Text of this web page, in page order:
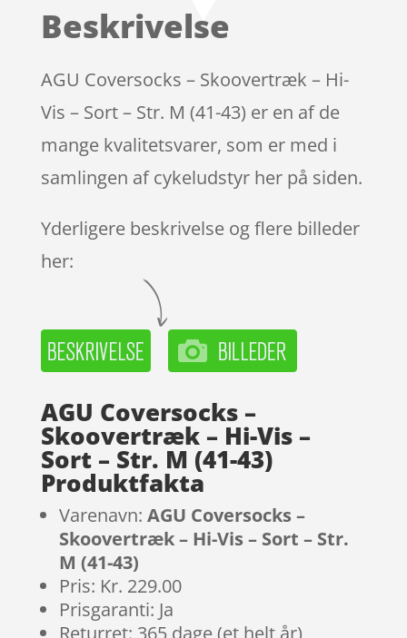
på
ømmels
er
Beskrivelse
AGU Coversocks – Skoovertræk – Hi-
Vis – Sort – Str. M (41-43) er en af de
mange kvalitetsvarer, som er med i
samlingen af cykeludstyr her på siden.
Yderligere beskrivelse og flere billeder
her:
AGU Coversocks –
Skoovertræk – Hi-Vis –
Sort – Str. M (41-43)
Produktfakta
Varenavn: AGU Coversocks –
Skoovertræk – Hi-Vis – Sort – Str.
M (41-43)
Pris: Kr. 229.00
Prisgaranti: Ja
Returret: 365 dage (et helt år)